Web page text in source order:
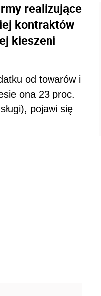
realizujące
kontraktów
kieszeni
od towarów i
ona 23 proc.
pojawi się